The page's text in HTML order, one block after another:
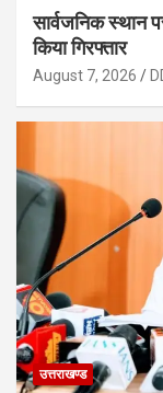
सार्वजनिक
किया गिरफ्तार
August 7, 2026
उत्तराखण्ड